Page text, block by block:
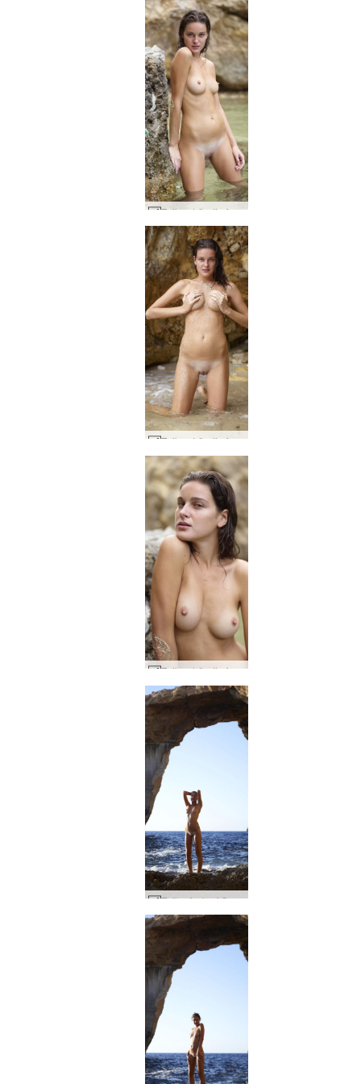
Zaika ströndin fegurð #29
Zaika ströndin fegurð #53
Zaika ströndin fegurð #37
Zaika Arch of Gozo #31